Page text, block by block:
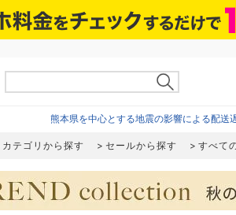
熊本県を中心とする地震の影響による配送
カテゴリから探す セールから探す すべて